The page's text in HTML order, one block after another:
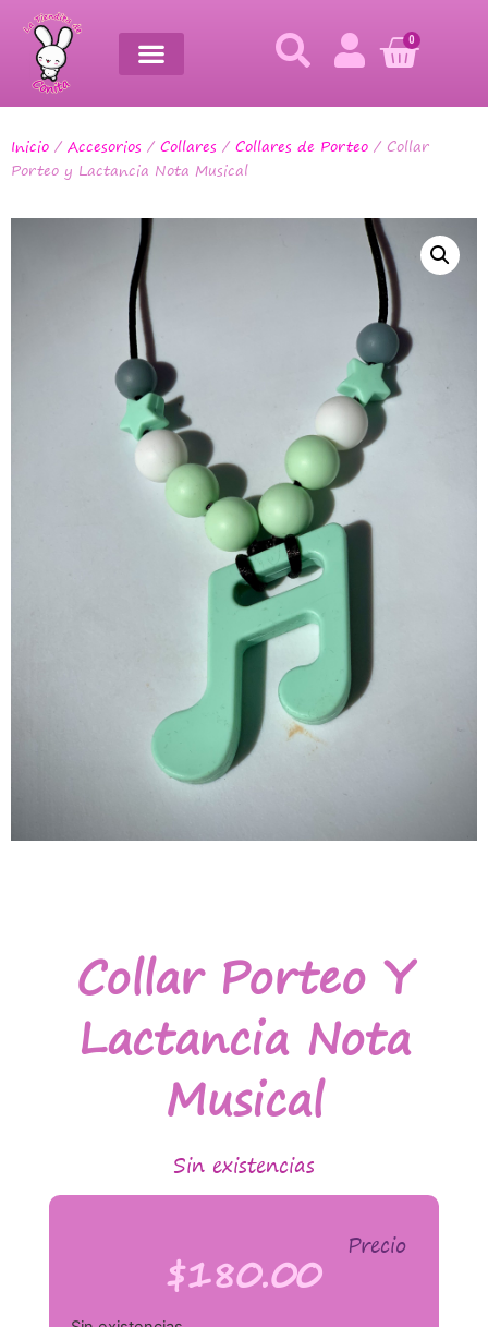
0
Inicio / Accesorios / Collares / Collares de Porteo / Collar
Porteo y Lactancia Nota Musical
Collar Porteo Y
Lactancia Nota
Musical
Sin existencias
Precio
$180.00